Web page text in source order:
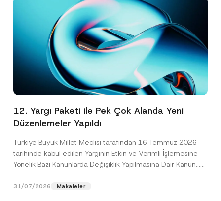
12. Yargı Paketi ile Pek Çok Alanda Yeni
Düzenlemeler Yapıldı
Türkiye Büyük Millet Meclisi tarafından 16 Temmuz 2026
tarihinde kabul edilen Yargının Etkin ve Verimli İşlemesine
Yönelik Bazı Kanunlarda Değişiklik Yapılmasına Dair Kanun...
31/07/2026 Makaleler